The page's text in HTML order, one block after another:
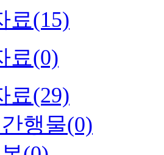
료(15)
료(0)
료(29)
행물(0)